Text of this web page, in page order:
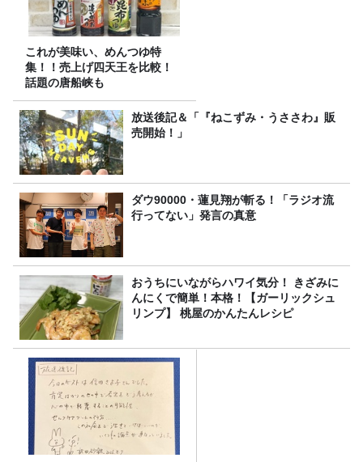
これが美味い、めんつゆ特
集！！売上げ四天王を比較！
話題の唐船峡も
放送後記＆「『ねこずみ・うささわ』販
売開始！」
ダウ90000・蓮見翔が斬る！「ラジオ流
行ってない」発言の真意
おうちにいながらハワイ気分！ きざみに
んにくで簡単！本格！【ガーリックシュ
リンプ】 桃屋のかんたんレシピ